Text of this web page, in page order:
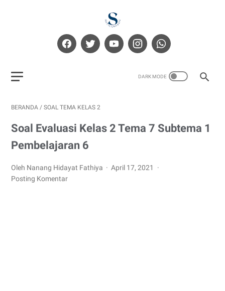
BERANDA / SOAL TEMA KELAS 2
Soal Evaluasi Kelas 2 Tema 7 Subtema 1
Pembelajaran 6
Oleh Nanang Hidayat Fathiya
April 17, 2021
Posting Komentar